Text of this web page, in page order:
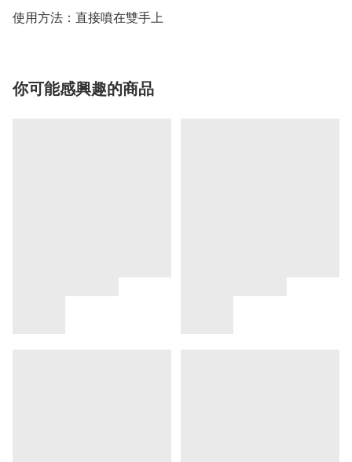
使用方法：直接噴在雙手上
你可能感興趣的商品